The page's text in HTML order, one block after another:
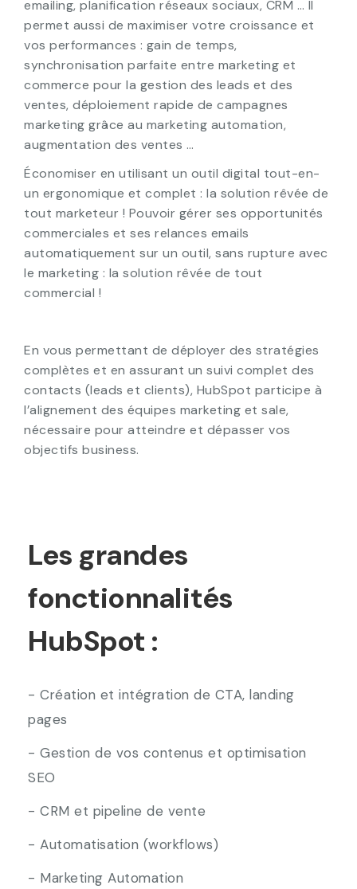
emailing, planification réseaux sociaux, CRM … Il
permet aussi de maximiser votre croissance et
vos performances : gain de temps,
synchronisation parfaite entre marketing et
commerce pour la gestion des leads et des
ventes, déploiement rapide de campagnes
marketing grâce au marketing automation,
augmentation des ventes …
Économiser en utilisant un outil digital tout-en-
un ergonomique et complet : la solution rêvée de
tout marketeur ! Pouvoir gérer ses opportunités
commerciales et ses relances emails
automatiquement sur un outil, sans rupture avec
le marketing : la solution rêvée de tout
commercial !
En vous permettant de déployer des stratégies
complètes et en assurant un suivi complet des
contacts (leads et clients), HubSpot participe à
l’alignement des équipes marketing et sale,
nécessaire pour atteindre et dépasser vos
objectifs business.
Les grandes
fonctionnalités
HubSpot :
- Création et intégration de CTA, landing
pages
- Gestion de vos contenus et optimisation
SEO
- CRM et pipeline de vente
- Automatisation (workflows)
- Marketing Automation